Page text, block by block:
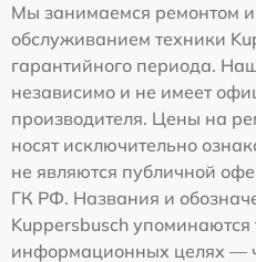
Мы занимаемся ремонтом и
обслуживанием техники
гарантийного периода.
независимо и не имеет
производителя. Цены на
носят исключительно
не являются публичной
ГК РФ. Названия и
Kuppersbusch упоминаются
информационных целях —